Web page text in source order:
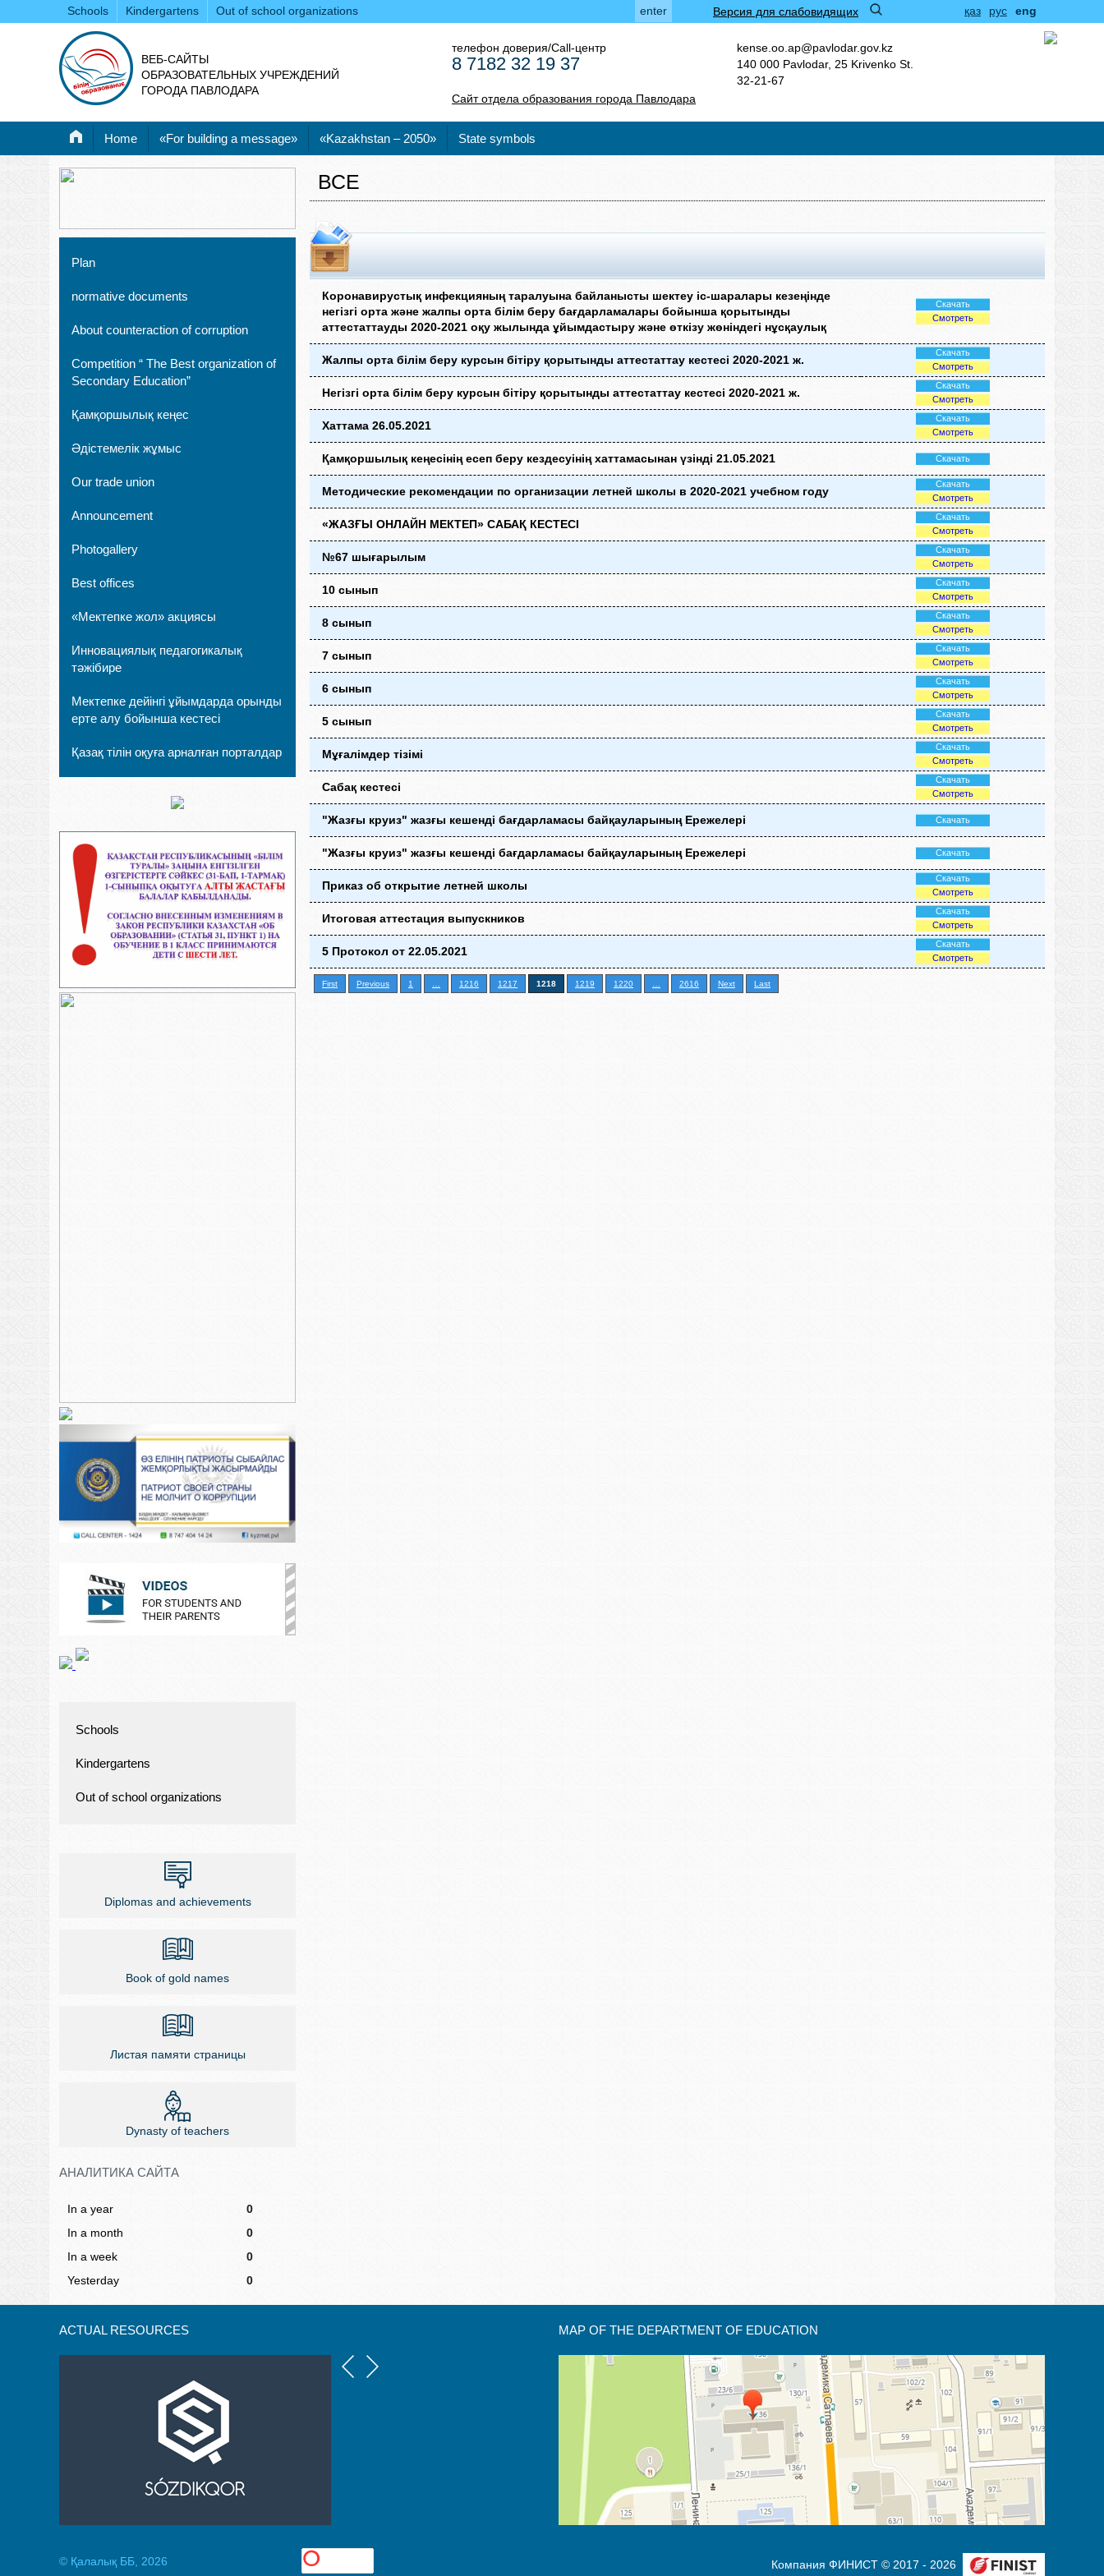
Schools Kindergartens Out of school organizations қаз рус eng
Версия для слабовидящих
enter
ВЕБ-САЙТЫ
ОБРАЗОВАТЕЛЬНЫХ УЧРЕЖДЕНИЙ
ГОРОДА ПАВЛОДАРА
kense.oo.ap@pavlodar.gov.kz
140 000 Pavlodar, 25 Krivenko St.
32-21-67
телефон доверия/Call-центр
8 7182 32 19 37
Сайт отдела образования города Павлодара
Home «For building a message» «Kazakhstan – 2050» State symbols
Plan
normative documents
About counteraction of corruption
Competition “ The Best organization of
Secondary Education”
Қамқоршылық кеңес
Әдістемелік жұмыс
Our trade union
Announcement
Photogallery
Best offices
«Мектепке жол» акциясы
Инновациялық педагогикалық
тәжібире
Мектепке дейінгі ұйымдарда орынды
ерте алу бойынша кестесі
Қазақ тілін оқуға арналған порталдар
Schools
Kindergartens
Out of school organizations
Diplomas and achievements
Book of gold names
Листая памяти страницы
Dynasty of teachers
АНАЛИТИКА САЙТА
In a year
0
In a month
0
In a week
0
Yesterday
0
ВСЕ
Коронавирустық инфекцияның таралуына байланысты шектеу іс-шаралары кезеңінде
негізгі орта және жалпы орта білім беру бағдарламалары бойынша қорытынды
аттестаттауды 2020-2021 оқу жылында ұйымдастыру және өткізу жөніндегі нұсқаулық
Скачать
Смотреть
Жалпы орта білім беру курсын бітіру қорытынды аттестаттау кестесі 2020-2021 ж.
Скачать
Смотреть
Негізгі орта білім беру курсын бітіру қорытынды аттестаттау кестесі 2020-2021 ж.
Скачать
Смотреть
Хаттама 26.05.2021
Скачать
Смотреть
Қамқоршылық кеңесінің есеп беру кездесуінің хаттамасынан үзінді 21.05.2021 Скачать
Методические рекомендации по организации летней школы в 2020-2021 учебном году
Скачать
Смотреть
«ЖАЗҒЫ ОНЛАЙН МЕКТЕП» САБАҚ КЕСТЕСІ
Скачать
Смотреть
№67 шығарылым
Скачать
Смотреть
10 сынып
Скачать
Смотреть
8 сынып
Скачать
Смотреть
7 сынып
Скачать
Смотреть
6 сынып
Скачать
Смотреть
5 сынып
Скачать
Смотреть
Мұғалімдер тізімі
Скачать
Смотреть
Сабақ кестесі
Скачать
Смотреть
"Жазғы круиз" жазғы кешенді бағдарламасы байқауларының Ережелері Скачать
"Жазғы круиз" жазғы кешенді бағдарламасы байқауларының Ережелері Скачать
Приказ об открытие летней школы
Скачать
Смотреть
Итоговая аттестация выпускников
Скачать
Смотреть
5 Протокол от 22.05.2021
Скачать
Смотреть
First Previous 1 1216 1217 1218 1219 1220 2616 Next Last
ACTUAL RESOURCES
© Қалалық ББ, 2026
MAP OF THE DEPARTMENT OF EDUCATION
Компания ФИНИСТ © 2017 - 2026